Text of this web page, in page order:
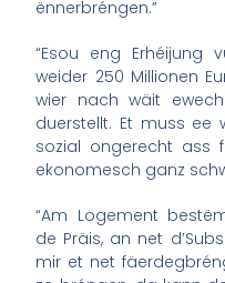
ënnerbréngen.”
“Esou eng Erhéijung
weider 250 Millionen
wier nach wäit
duerstellt. Et muss
sozial ongerecht ass
ekonomesch ganz
“Am Logement
de Präis, an net
mir et net